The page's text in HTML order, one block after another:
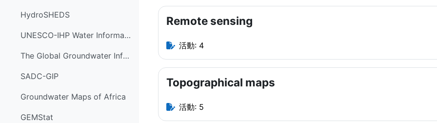
HydroSHEDS
UNESCO-IHP Water Information Network System (WINS)
The Global Groundwater Information System (GGIS)
SADC-GIP
Groundwater Maps of Africa
GEMStat
Remote sensing
活動: 4
Topographical maps
活動: 5